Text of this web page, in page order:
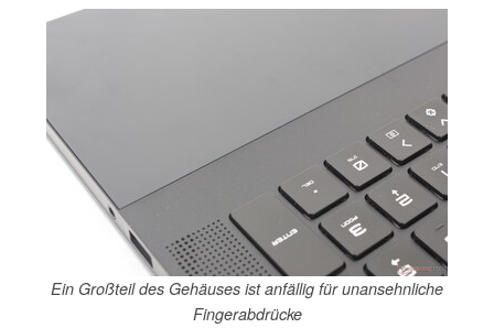
Ein Großteil des Gehäuses ist anfällig für unansehnliche
Fingerabdrücke